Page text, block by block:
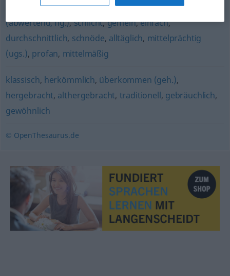
gewöhnlich,handelsüblich (fig.),normal,Dutzendware
(abwertend, fig.),schlicht,gemein,einfach,
durchschnittlich, schnöde, alltäglich, mittelprächtig
(ugs.), profan, mittelmäßig
klassisch, herkömmlich, überkommen (geh.),
hergebracht, althergebracht, traditionell, gebräuchlich,
gewöhnlich
© OpenThesaurus.de